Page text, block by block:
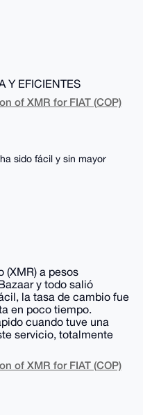
Y EFICIENTES
of XMR for FIAT (COP)
sido fácil y sin mayor
(XMR) a pesos
y todo salió
la tasa de cambio fue
en poco tiempo.
cuando tuve una
servicio, totalmente
of XMR for FIAT (COP)